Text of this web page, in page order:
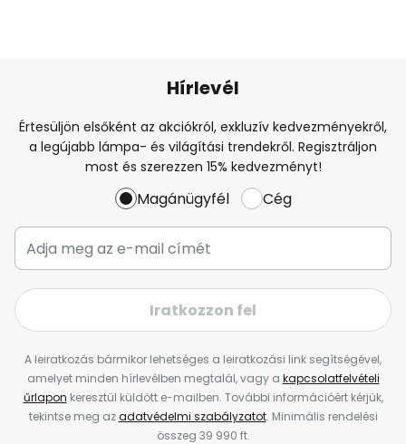
Hírlevél
Értesüljön elsőként az akciókról, exkluzív kedvezményekről,
a legújabb lámpa- és világítási trendekről. Regisztráljon
most és szerezzen 15% kedvezményt!
Magánügyfél Cég
Iratkozzon fel
A leiratkozás bármikor lehetséges a leiratkozási link segítségével,
amelyet minden hírlevélben megtalál, vagy a kapcsolatfelvételi
űrlapon keresztül küldött e-mailben. További információért kérjük,
tekintse meg azadatvédelmi szabályzatot. Minimális rendelési
összeg 39 990 ft.